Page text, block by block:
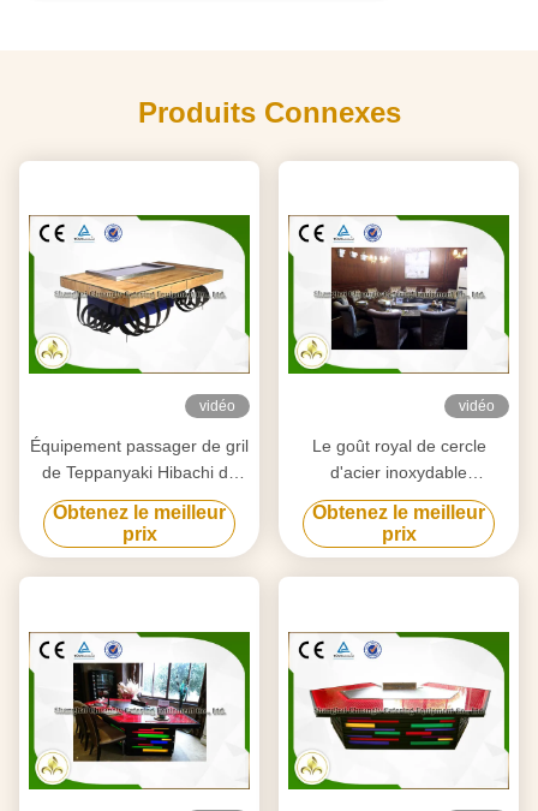
Produits Connexes
vidéo
Équipement passager de gril
de Teppanyaki Hibachi de
périodes, Tableau de gril de
restaurant japonais
Obtenez le meilleur
prix
vidéo
Le goût royal de cercle
d'acier inoxydable
Teppanyaki de Tableau
professionnel de gril a conçu
Obtenez le meilleur
prix